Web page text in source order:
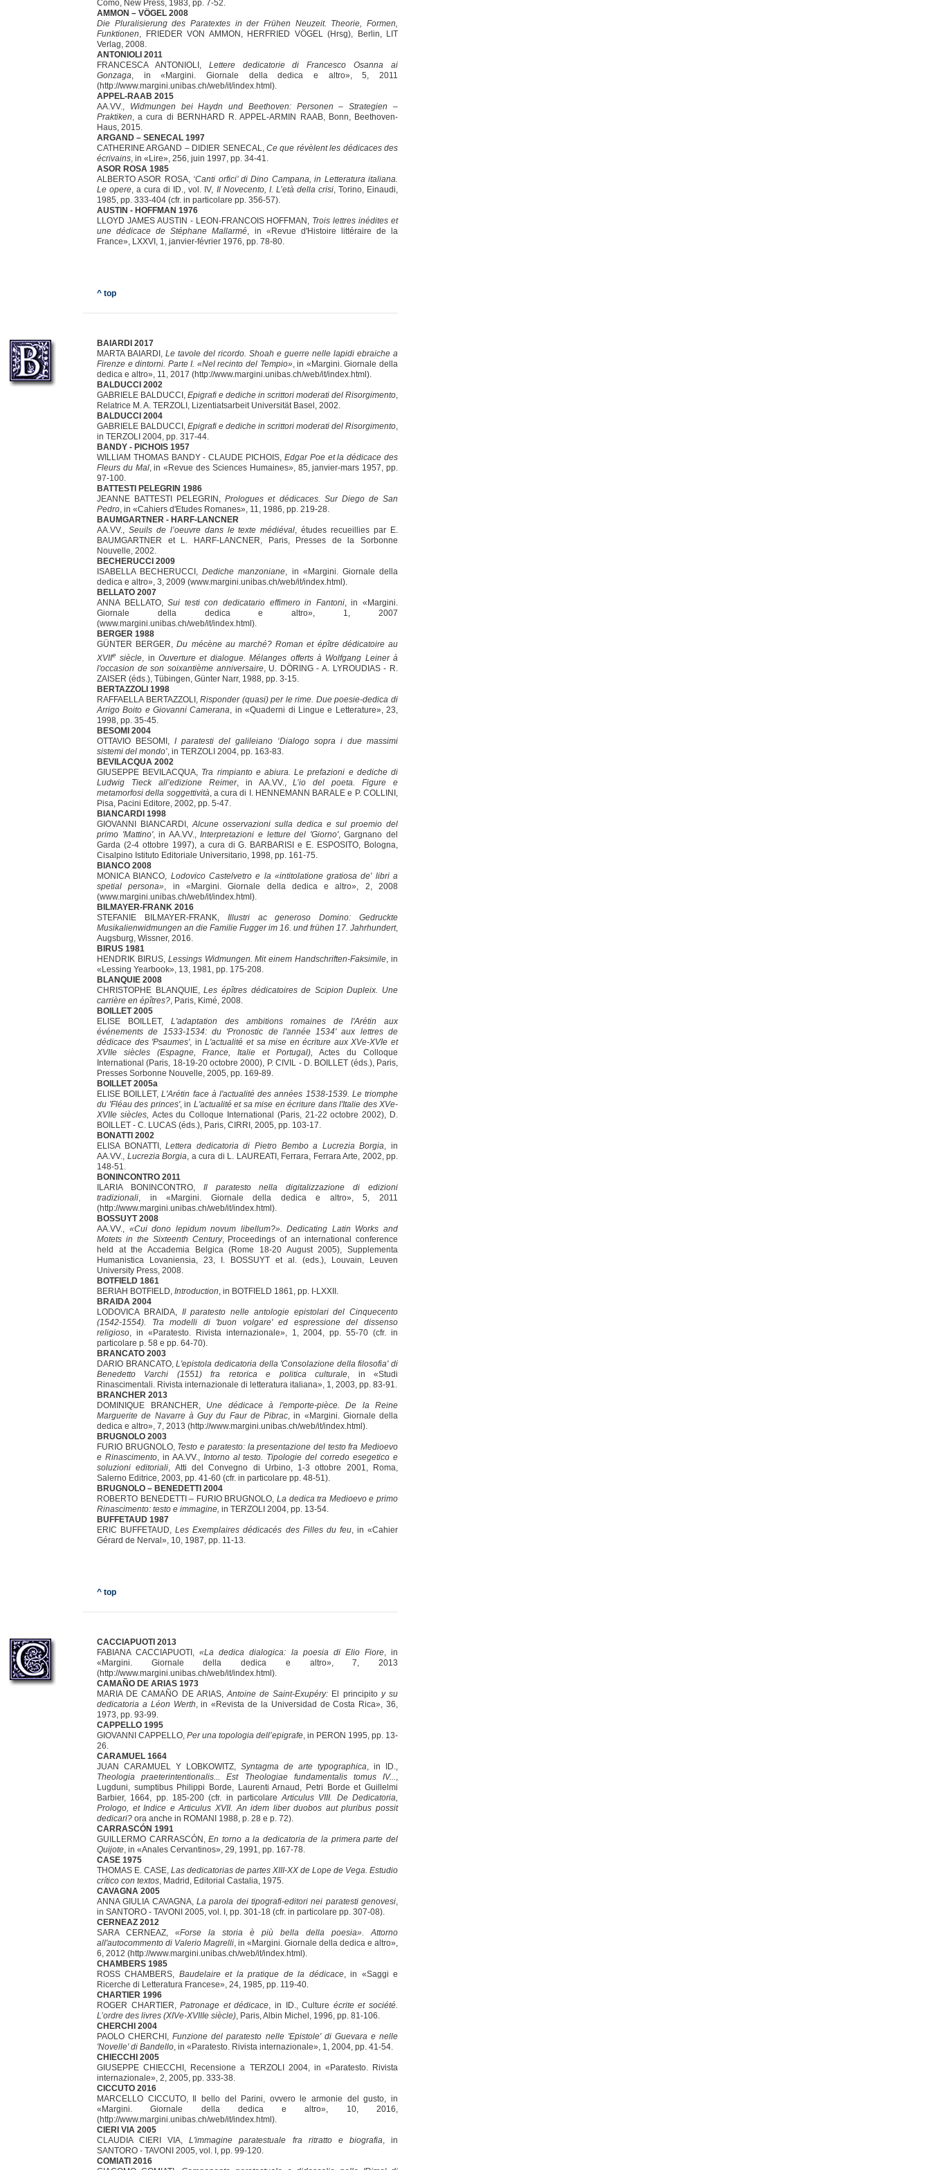
Como, New Press, 1983, pp. 7-52.
AMMON – VÖGEL 2008
Die Pluralisierung des Paratextes in der Frühen Neuzeit. Theorie, Formen,
Funktionen, FRIEDER VON AMMON, HERFRIED VÖGEL (Hrsg), Berlin, LIT
Verlag, 2008.
ANTONIOLI 2011
FRANCESCA ANTONIOLI, Lettere dedicatorie di Francesco Osanna ai
Gonzaga, in «Margini. Giornale della dedica e altro», 5, 2011
(http://www.margini.unibas.ch/web/it/index.html).
APPEL-RAAB 2015
AA.VV., Widmungen bei Haydn und Beethoven: Personen – Strategien –
Praktiken, a cura di BERNHARD R. APPEL-ARMIN RAAB, Bonn, Beethoven-
Haus, 2015.
ARGAND – SENECAL 1997
CATHERINE ARGAND – DIDIER SENECAL, Ce que révèlent les dédicaces des
écrivains, in «Lire», 256, juin 1997, pp. 34-41.
ASOR ROSA 1985
ALBERTO ASOR ROSA, ‘Canti orfici’ di Dino Campana, in Letteratura italiana.
Le opere, a cura di ID., vol. IV, Il Novecento, I. L’età della crisi, Torino, Einaudi,
1985, pp. 333-404 (cfr. in particolare pp. 356-57).
AUSTIN - HOFFMAN 1976
LLOYD JAMES AUSTIN - LEON-FRANCOIS HOFFMAN, Trois lettres inédites et
une dédicace de Stéphane Mallarmé, in «Revue d'Histoire littéraire de la
France», LXXVI, 1, janvier-février 1976, pp. 78-80.
^ top
BAIARDI 2017
MARTA BAIARDI, Le tavole del ricordo. Shoah e guerre nelle lapidi ebraiche a
Firenze e dintorni. Parte I. «Nel recinto del Tempio», in «Margini. Giornale della
dedica e altro», 11, 2017 (http://www.margini.unibas.ch/web/it/index.html).
BALDUCCI 2002
GABRIELE BALDUCCI, Epigrafi e dediche in scrittori moderati del Risorgimento,
Relatrice M. A. TERZOLI, Lizentiatsarbeit Universität Basel, 2002.
BALDUCCI 2004
GABRIELE BALDUCCI, Epigrafi e dediche in scrittori moderati del Risorgimento,
in TERZOLI 2004, pp. 317-44.
BANDY - PICHOIS 1957
WILLIAM THOMAS BANDY - CLAUDE PICHOIS, Edgar Poe et la dédicace des
Fleurs du Mal, in «Revue des Sciences Humaines», 85, janvier-mars 1957, pp.
97-100.
BATTESTI PELEGRIN 1986
JEANNE BATTESTI PELEGRIN,Prologues et dédicaces. Sur Diego de San
Pedro, in «Cahiers d'Etudes Romanes», 11, 1986, pp. 219-28.
BAUMGARTNER - HARF-LANCNER
AA.VV., Seuils de l’oeuvre dans le texte médiéval, études recueillies par E.
BAUMGARTNER et L. HARF-LANCNER, Paris, Presses de la Sorbonne
Nouvelle, 2002.
BECHERUCCI 2009
ISABELLA BECHERUCCI,Dediche manzoniane, in «Margini. Giornale della
dedica e altro», 3, 2009 (www.margini.unibas.ch/web/it/index.html).
BELLATO 2007
ANNA BELLATO,Sui testi con dedicatario effimero in Fantoni, in «Margini.
Giornale della dedica e altro», 1, 2007
(www.margini.unibas.ch/web/it/index.html).
BERGER 1988
GÜNTER BERGER,Du mécène au marché? Roman et épître dédicatoire au
XVIIe siècle, in Ouverture et dialogue. Mélanges offerts à Wolfgang Leiner à
l'occasion de son soixantième anniversaire, U. DÖRING - A. LYROUDIAS - R.
ZAISER (éds.), Tübingen, Günter Narr, 1988, pp. 3-15.
BERTAZZOLI 1998
RAFFAELLA BERTAZZOLI,Risponder (quasi) per le rime. Due poesie-dedica di
Arrigo Boito e Giovanni Camerana, in «Quaderni di Lingue e Letterature», 23,
1998, pp. 35-45.
BESOMI 2004
OTTAVIO BESOMI, I paratesti del galileiano ‘Dialogo sopra i due massimi
sistemi del mondo’, in TERZOLI 2004, pp. 163-83.
BEVILACQUA 2002
GIUSEPPE BEVILACQUA, Tra rimpianto e abiura. Le prefazioni e dediche di
Ludwig Tieck all’edizione Reimer, in AA.VV.,L’io del poeta. Figure e
metamorfosi della soggettività, a cura di I. HENNEMANN BARALE e P. COLLINI,
Pisa, Pacini Editore, 2002, pp. 5-47.
BIANCARDI 1998
GIOVANNI BIANCARDI,Alcune osservazioni sulla dedica e sul proemio del
primo 'Mattino', in AA.VV.,Interpretazioni e letture del 'Giorno', Gargnano del
Garda (2-4 ottobre 1997), a cura di G. BARBARISI e E. ESPOSITO, Bologna,
Cisalpino Istituto Editoriale Universitario, 1998, pp. 161-75.
BIANCO 2008
MONICA BIANCO, Lodovico Castelvetro e la «intitolatione gratiosa de' libri a
spetial persona», in «Margini. Giornale della dedica e altro», 2, 2008
(www.margini.unibas.ch/web/it/index.html).
BILMAYER-FRANK 2016
STEFANIE BILMAYER-FRANK, Illustri ac generoso Domino: Gedruckte
Musikalienwidmungen an die Familie Fugger im 16. und frühen 17. Jahrhundert,
Augsburg, Wissner, 2016.
BIRUS 1981
HENDRIK BIRUS, Lessings Widmungen. Mit einem Handschriften-Faksimile, in
«Lessing Yearbook», 13, 1981, pp. 175-208.
BLANQUIE 2008
CHRISTOPHE BLANQUIE,Les épîtres dédicatoires de Scipion Dupleix. Une
carrière en épîtres?, Paris, Kimé, 2008.
BOILLET 2005
ELISE BOILLET, L'adaptation des ambitions romaines de l'Arétin aux
événements de 1533-1534: du 'Pronostic de l'année 1534' aux lettres de
dédicace des 'Psaumes', inL'actualité et sa mise en écriture aux XVe-XVIe et
XVIIe siècles (Espagne, France, Italie et Portugal),Actes du Colloque
International (Paris, 18-19-20 octobre 2000), P. CIVIL - D. BOILLET (éds.), Paris,
Presses Sorbonne Nouvelle, 2005, pp. 169-89.
BOILLET 2005a
ELISE BOILLET, L'Arétin face à l'actualité des années 1538-1539. Le triomphe
du 'Fléau des princes', in L'actualité et sa mise en écriture dans l'Italie des XVe-
XVIIe siècles, Actes du Colloque International (Paris, 21-22 octobre 2002), D.
BOILLET - C. LUCAS (éds.), Paris, CIRRI, 2005, pp. 103-17.
BONATTI 2002
ELISA BONATTI,Lettera dedicatoria di Pietro Bembo a Lucrezia Borgia, in
AA.VV., Lucrezia Borgia, a cura di L. LAUREATI, Ferrara, Ferrara Arte, 2002, pp.
148-51.
BONINCONTRO 2011
ILARIA BONINCONTRO, Il paratesto nella digitalizzazione di edizioni
tradizionali, in «Margini. Giornale della dedica e altro», 5, 2011
(http://www.margini.unibas.ch/web/it/index.html).
BOSSUYT 2008
AA.VV., «Cui dono lepidum novum libellum?». Dedicating Latin Works and
Motets in the Sixteenth Century, Proceedings of an international conference
held at the Accademia Belgica (Rome 18-20 August 2005), Supplementa
Humanistica Lovaniensia, 23, I. BOSSUYT et al. (eds.), Louvain, Leuven
University Press, 2008.
BOTFIELD 1861
BERIAH BOTFIELD, Introduction, in BOTFIELD 1861, pp. I-LXXII.
BRAIDA 2004
LODOVICA BRAIDA, Il paratesto nelle antologie epistolari del Cinquecento
(1542-1554). Tra modelli di 'buon volgare' ed espressione del dissenso
religioso, in «Paratesto. Rivista internazionale», 1, 2004, pp. 55-70 (cfr. in
particolare p. 58 e pp. 64-70).
BRANCATO 2003
DARIO BRANCATO,L'epistola dedicatoria della 'Consolazione della filosofia' di
Benedetto Varchi (1551) fra retorica e politica culturale, in «Studi
Rinascimentali. Rivista internazionale di letteratura italiana», 1, 2003, pp. 83-91.
BRANCHER 2013
DOMINIQUE BRANCHER, Une dédicace à l'emporte-pièce. De la Reine
Marguerite de Navarre à Guy du Faur de Pibrac, in «Margini. Giornale della
dedica e altro», 7, 2013 (http://www.margini.unibas.ch/web/it/index.html).
BRUGNOLO 2003
FURIO BRUGNOLO, Testo e paratesto: la presentazione del testo fra Medioevo
e Rinascimento, in AA.VV., Intorno al testo. Tipologie del corredo esegetico e
soluzioni editoriali, Atti del Convegno di Urbino, 1-3 ottobre 2001, Roma,
Salerno Editrice, 2003, pp. 41-60 (cfr. in particolare pp. 48-51).
BRUGNOLO – BENEDETTI 2004
ROBERTO BENEDETTI – FURIO BRUGNOLO, La dedica tra Medioevo e primo
Rinascimento: testo e immagine, in TERZOLI 2004, pp. 13-54.
BUFFETAUD 1987
ERIC BUFFETAUD,Les Exemplaires dédicacés des Filles du feu, in «Cahier
Gérard de Nerval», 10, 1987, pp. 11-13.
^ top
CACCIAPUOTI 2013
FABIANA CACCIAPUOTI,«La dedica dialogica: la poesia di Elio Fiore, in
«Margini. Giornale della dedica e altro», 7, 2013
(http://www.margini.unibas.ch/web/it/index.html).
CAMAÑO DE ARIAS 1973
MARIA DE CAMAÑO DE ARIAS,Antoine de Saint-Exupéry: El principitoy su
dedicatoria a Léon Werth, in «Revista de la Universidad de Costa Rica», 36,
1973, pp. 93-99.
CAPPELLO 1995
GIOVANNI CAPPELLO, Per una topologia dell’epigrafe, in PERON 1995, pp. 13-
26.
CARAMUEL 1664
JUAN CARAMUEL Y LOBKOWITZ, Syntagma de arte typographica, in ID.,
Theologia praeterintentionalis... Est Theologiae fundamentalis tomus IV...,
Lugduni, sumptibus Philippi Borde, Laurenti Arnaud, Petri Borde et Guillelmi
Barbier, 1664, pp. 185-200 (cfr. in particolareArticulus VIII. De Dedicatoria,
Prologo, et Indice e Articulus XVII. An idem liber duobos aut pluribus possit
dedicari? ora anche in ROMANI 1988, p. 28 e p. 72).
CARRASCÓN 1991
GUILLERMO CARRASCÓN,En torno a la dedicatoria de la primera parte del
Quijote, in «Anales Cervantinos», 29, 1991, pp. 167-78.
CASE 1975
THOMAS E. CASE, Las dedicatorias de partes XIII-XX de Lope de Vega. Estudio
crítico con textos, Madrid, Editorial Castalia, 1975.
CAVAGNA 2005
ANNA GIULIA CAVAGNA, La parola dei tipografi-editori nei paratesti genovesi,
in SANTORO - TAVONI 2005, vol. I, pp. 301-18 (cfr. in particolare pp. 307-08).
CERNEAZ 2012
SARA CERNEAZ, «Forse la storia è più bella della poesia». Attorno
all'autocommento di Valerio Magrelli, in «Margini. Giornale della dedica e altro»,
6, 2012 (http://www.margini.unibas.ch/web/it/index.html).
CHAMBERS 1985
ROSS CHAMBERS, Baudelaire et la pratique de la dédicace, in «Saggi e
Ricerche di Letteratura Francese», 24, 1985, pp. 119-40.
CHARTIER 1996
ROGER CHARTIER,Patronage et dédicace, in ID., Culture écrite et société.
L’ordre des livres (XIVe-XVIIIe siècle), Paris, Albin Michel, 1996, pp. 81-106.
CHERCHI 2004
PAOLO CHERCHI,Funzione del paratesto nelle 'Epistole' di Guevara e nelle
'Novelle' di Bandello, in «Paratesto. Rivista internazionale», 1, 2004, pp. 41-54.
CHIECCHI 2005
GIUSEPPE CHIECCHI, Recensione a TERZOLI 2004, in «Paratesto. Rivista
internazionale», 2, 2005, pp. 333-38.
CICCUTO 2016
MARCELLO CICCUTO, Il bello del Parini, ovvero le armonie del gusto, in
«Margini. Giornale della dedica e altro», 10, 2016,
(http://www.margini.unibas.ch/web/it/index.html).
CIERI VIA 2005
CLAUDIA CIERI VIA,L'immagine paratestuale fra ritratto e biografia, in
SANTORO - TAVONI 2005, vol. I, pp. 99-120.
COMIATI 2016